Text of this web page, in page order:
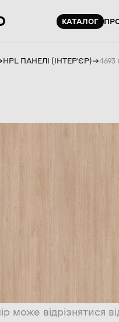
КАТАЛОГ
HPL ПАНЕЛІ (ІНТЕРʼЄР) 4693
може відрізнятися